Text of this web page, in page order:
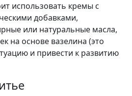
использовать кремы с
добавками,
или натуральные масла,
на основе вазелина (это
и привести к развитию